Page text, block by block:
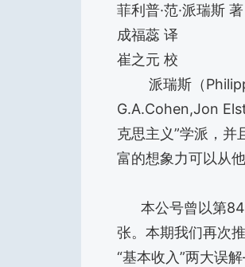
菲利普·范·派瑞斯 著
成福蕊 译
崔之元 校
派瑞斯（Philippe
G.A.Cohen,Jon
克思主义”学派，并
富的想象力可以从
本公号曾以第84
张。本期我们再次
“基本收入”两大误